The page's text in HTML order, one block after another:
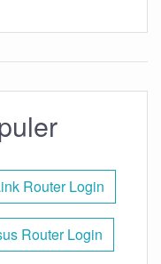
Router Login
Router Login